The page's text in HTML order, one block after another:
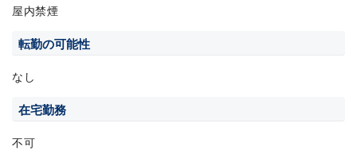
屋内禁煙
転勤の可能性
なし
在宅勤務
不可